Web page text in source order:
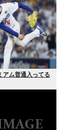
アム普通入ってる